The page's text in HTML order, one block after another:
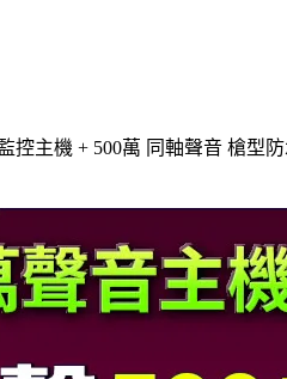
控主機 + 500萬 同軸聲音 槍型